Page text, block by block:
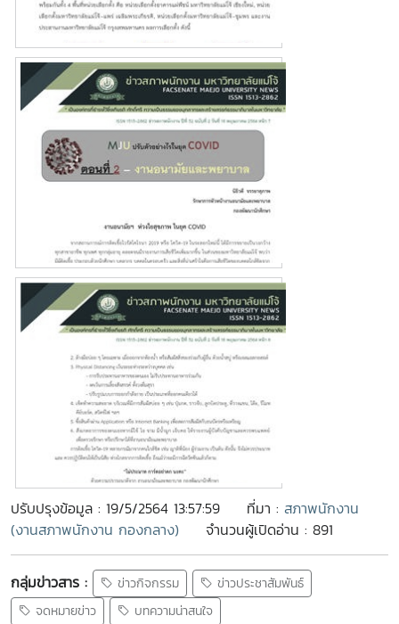
ปรับปรุงข้อมูล : 19/5/2564 13:57:59 ที่มา : สภาพนักงาน
(งานสภาพนักงาน กองกลาง)
จำนวนผู้เปิดอ่าน : 891
กลุ่มข่าวสาร : ข่าวกิจกรรม
ข่าวประชาสัมพันธ์
จดหมายข่าว
บทความน่าสนใจ